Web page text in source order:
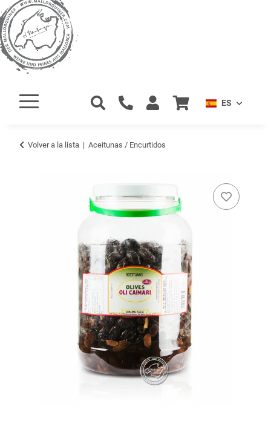
ES
Volver a la lista Aceitunas / Encurtidos